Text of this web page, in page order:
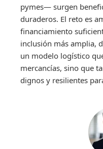
pymes— surgen
duraderos. El reto es
financiamiento
inclusión más amplia,
un modelo logístico
mercancías, sino que
dignos y resilientes